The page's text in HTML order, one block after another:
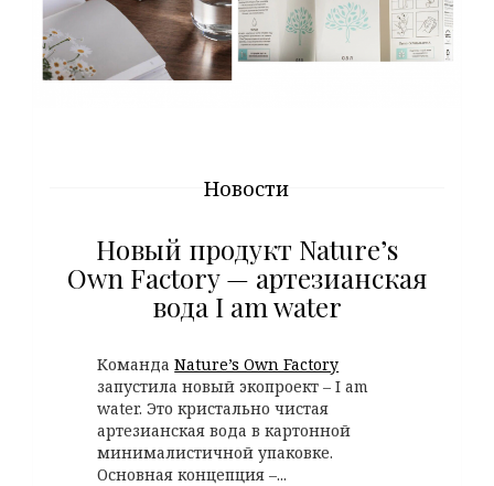
Новости
Новый продукт Nature’s
Own Factory — артезианская
вода I am water
КомандаNature’s Own Factory
запустила новый экопроект – I am
water. Это кристально чистая
артезианская вода в картонной
минималистичной упаковке.
Основная концепция –...